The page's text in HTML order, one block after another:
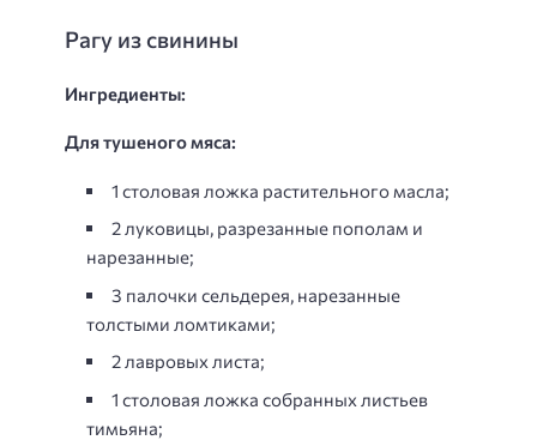
Рагу из свинины
Ингредиенты:
Для тушеного мяса:
1 столовая ложка растительного масла;
2 луковицы, разрезанные пополам и
нарезанные;
3 палочки сельдерея, нарезанные
толстыми ломтиками;
2 лавровых листа;
1 столовая ложка собранных листьев
тимьяна;